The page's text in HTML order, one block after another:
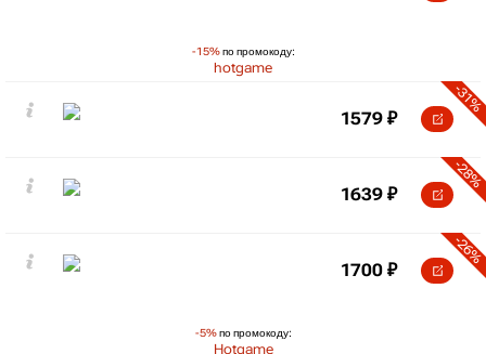
-15%по промокоду:
hotgame
-31%
1579 ₽
-28%
1639 ₽
-5%по промокоду:
Hotgame
-26%
1700 ₽